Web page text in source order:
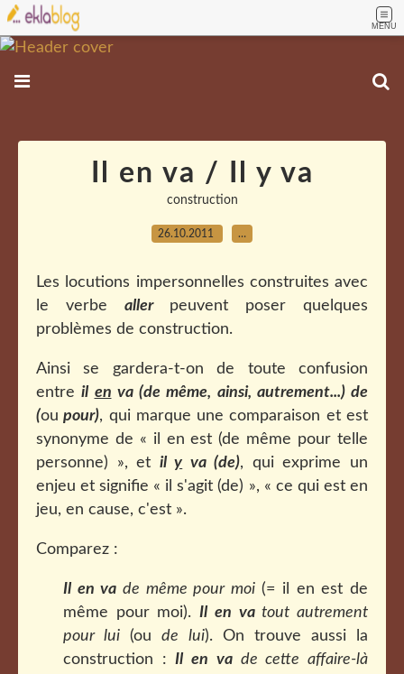
MENU
Il en va / Il y va
construction
26.10.2011 …
Les locutions impersonnelles construites avec
le verbe allerpeuvent poser quelques
problèmes de construction.
Ainsi se gardera-t-on de toute confusion
entreil en va (de même, ainsi, autrement...) de
(ou pour), qui marque une comparaison et est
synonyme de « il en est (de même pour telle
personne) », et ily va (de), qui exprime un
enjeu et signifie « il s'agit (de) », « ce qui est en
jeu, en cause, c'est ».
Comparez :
Il en va de même pour moi(= il en est de
même pour moi).Il en vatout autrement
pour lui (oude lui). On trouve aussi la
construction :Il en vade cette affaire-là